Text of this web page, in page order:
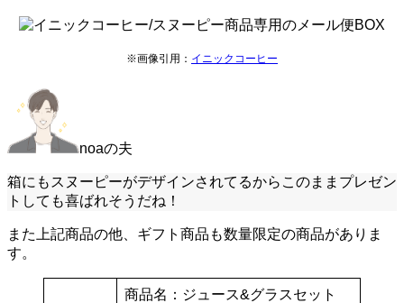
※画像引用： イニックコーヒー
noaの夫
箱にもスヌーピーがデザインされてるからこのままプレゼン
トしても喜ばれそうだね！
また上記商品の他、ギフト商品も数量限定の商品がありま
す。
商品名：ジュース&グラスセット